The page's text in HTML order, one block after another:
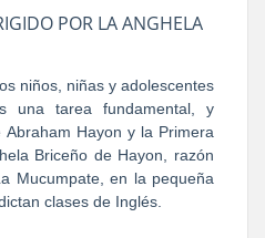
POR LA ANGHELA
niños, niñas y adolescentes
una tarea fundamental, y
Hayon y la Primera
Briceño de Hayon, razón
Mucumpate, en la pequeña
clases de Inglés.